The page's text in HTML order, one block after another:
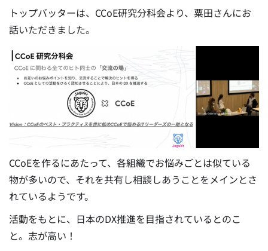
トップバッターは、CCoE研究分科会より、粟田さんにお
話いただきました。
CCoEを作るにあたって、各組織でお悩みごとは似ている
物が多いので、それを共有し相談しあうことをメインとさ
れているようです。
活動をもとに、日本のDX推進を目指されているとのこ
と。志が高い！